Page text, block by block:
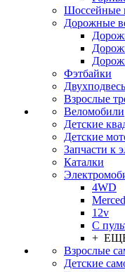
Шоссейные
Дорожные
Фэтбайки
Взрослые
Веломобили
Детские
Детские
Запчасти к
Каталки
4WD
12v
С
+
Взрослые
Детские